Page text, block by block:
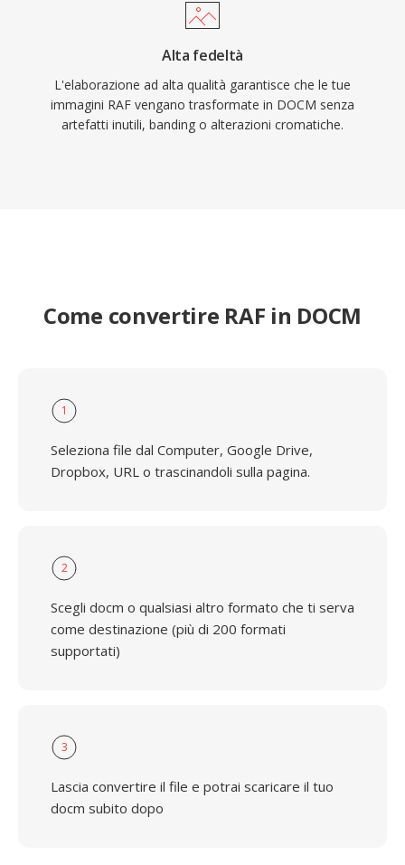
Alta fedeltà
L'elaborazione ad alta qualità garantisce che le tue
immagini RAF vengano trasformate in DOCM senza
artefatti inutili, banding o alterazioni cromatiche.
Come convertire RAF in DOCM
1
Seleziona file dal Computer, Google Drive,
Dropbox, URL o trascinandoli sulla pagina.
2
Scegli docm o qualsiasi altro formato che ti serva
come destinazione (più di 200 formati
supportati)
3
Lascia convertire il file e potrai scaricare il tuo
docm subito dopo